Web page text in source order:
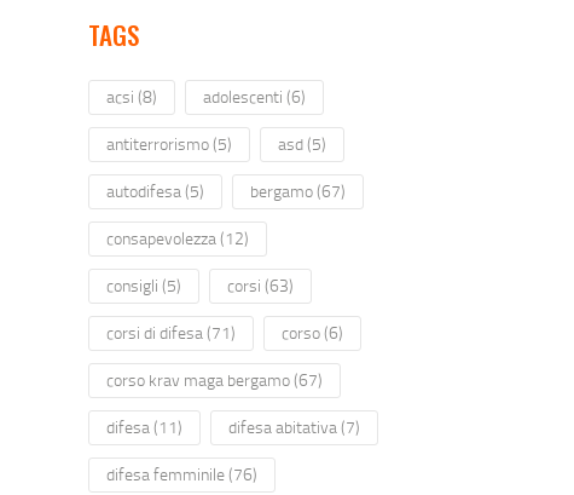
TAGS
acsi (8) adolescenti (6)
antiterrorismo(5) asd(5)
autodifesa (5) bergamo(67)
consapevolezza (12)
consigli (5) corsi (63)
corsi di difesa (71) corso(6)
corso krav maga bergamo(67)
difesa (11) difesa abitativa (7)
difesa femminile(76)